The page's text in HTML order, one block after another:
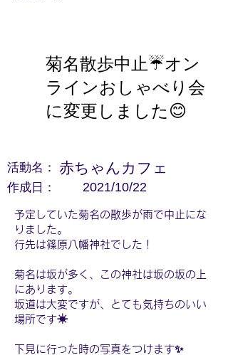
菊名散歩中止☔オン
ラインおしゃべり会
に変更しました😊
活動名： 赤ちゃんカフェ
作成日： 2021/10/22
予定していた菊名の散歩が雨で中止にな
りました。
行先は篠原八幡神社でした！
菊名は坂が多く、この神社は坂の坂の上
にあります。
坂道は大変ですが、とても気持ちのいい
場所です☀
下見に行った時の写真をつけます✨